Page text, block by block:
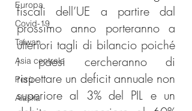
Europa
Covid-19
Taiwan
Asia centrale
Perù
Alaska
fiscali dell’UE a partire dal
prossimo anno porteranno a
ulteriori tagli di bilancio poiché
i paesi cercheranno di
rispettare un deficit annuale non
superiore al 3% del PIL e un